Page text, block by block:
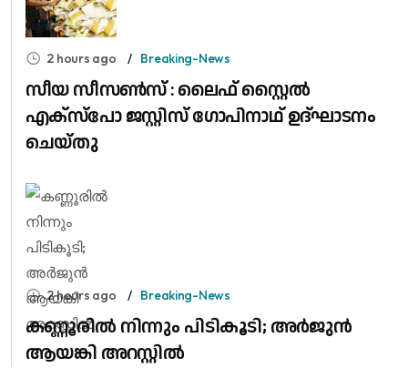
2 hours ago Breaking-News
സീയ സീസൺസ് : ലൈഫ് സ്റ്റൈൽ
എക്സ്പോ ജസ്റ്റിസ് ഗോപിനാഥ് ഉദ്‌ഘാടനം
ചെയ്തു
2 hours ago Breaking-News
കണ്ണൂരിൽ നിന്നും പിടികൂടി; അർജുൻ
ആയങ്കി അറസ്റ്റിൽ